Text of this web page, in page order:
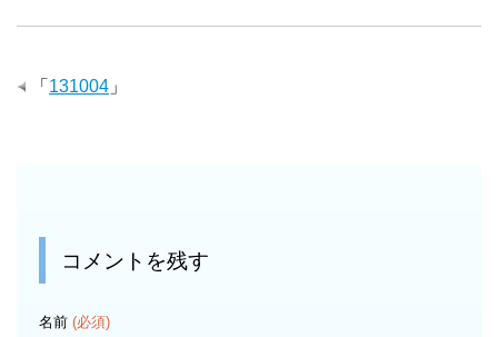
「 131004 」
コメントを残す
名前 (必須)